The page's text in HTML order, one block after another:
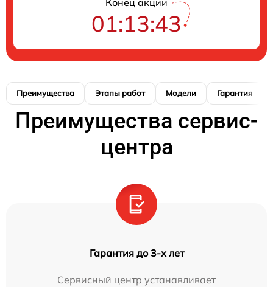
01:13:42
Преимущества Этапы работ Модели Гарантия
Преимущества сервис-
центра
Гарантия до 3-х лет
Сервисный центр устанавливает